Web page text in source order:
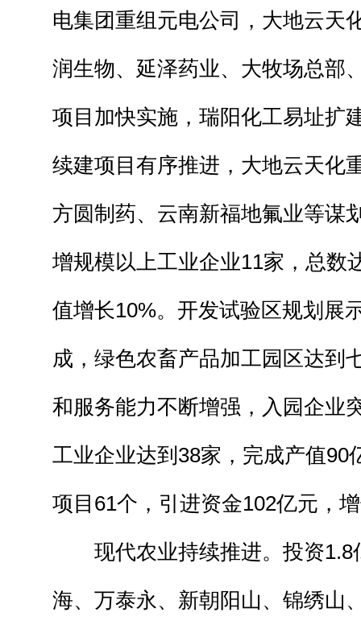
电集团重组元电公司，大地云天
润生物、延泽药业、大牧场总部
项目加快实施，瑞阳化工易址扩
续建项目有序推进，大地云天化
方圆制药、云南新福地氟业等谋
增规模以上工业企业11家，总数
值增长10%。开发试验区规划展
成，绿色农畜产品加工园区达到
和服务能力不断增强，入园企业
工业企业达到38家，完成产值90
项目61个，引进资金102亿元，
现代农业持续推进。投资1.8
海、万泰永、新朝阳山、锦绣山